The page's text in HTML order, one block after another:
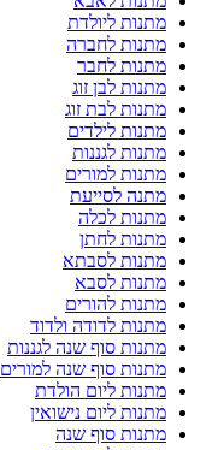
מתנות ליולדת
מתנות לחברה
מתנות לחבר
מתנות לבן זוג
מתנות לבת זוג
מתנות לילדים
מתנות לגננות
מתנות למורים
מתנה לסייעת
מתנות לכלה
מתנות לחתן
מתנות לסבתא
מתנות לסבא
מתנות להורים
מתנות לדודה ולדוד
מתנות סוף שנה לגננות
מתנות סוף שנה למורים
מתנות ליום הולדת
מתנות ליום נישואין
מתנות סוף שנה